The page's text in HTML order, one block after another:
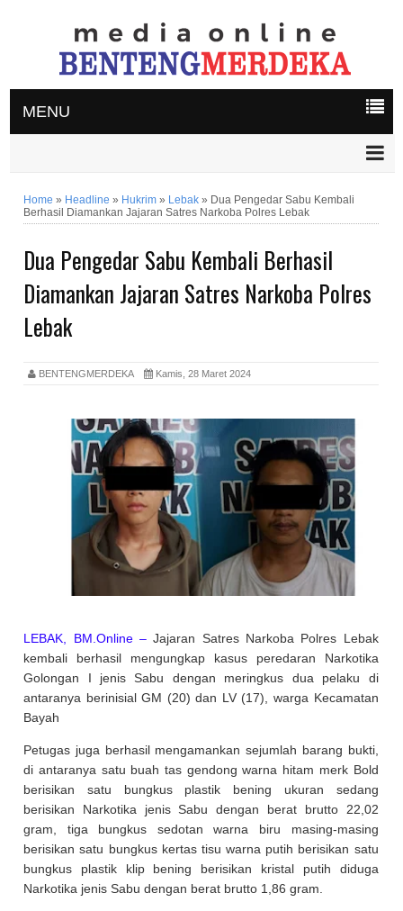
MENU
Home » Headline » Hukrim » Lebak » Dua Pengedar Sabu Kembali
Berhasil Diamankan Jajaran Satres Narkoba Polres Lebak
Dua Pengedar Sabu Kembali Berhasil
Diamankan Jajaran Satres Narkoba Polres
Lebak
BENTENGMERDEKA Kamis, 28 Maret 2024
LEBAK, BM.Online –Jajaran Satres Narkoba Polres Lebak
kembali berhasil mengungkap kasus peredaran Narkotika
Golongan I jenis Sabu dengan meringkus dua pelaku di
antaranya berinisial GM (20) dan LV (17), warga Kecamatan
Bayah
Petugas juga berhasil mengamankan sejumlah barang bukti,
di antaranya satu buah tas gendong warna hitam merk Bold
berisikan satu bungkus plastik bening ukuran sedang
berisikan Narkotika jenis Sabu dengan berat brutto 22,02
gram, tiga bungkus sedotan warna biru masing-masing
berisikan satu bungkus kertas tisu warna putih berisikan satu
bungkus plastik klip bening berisikan kristal putih diduga
Narkotika jenis Sabu dengan berat brutto 1,86 gram.